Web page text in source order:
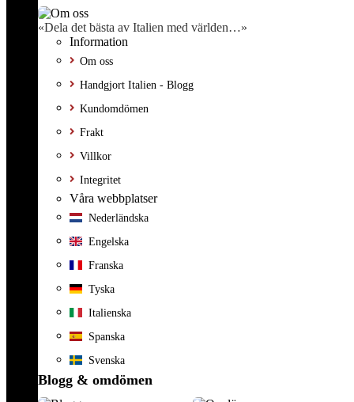
«Dela det bästa av Italien med världen…»
Information
Om oss
Handgjort Italien - Blogg
Kundomdömen
Frakt
Villkor
Integritet
Våra webbplatser
Nederländska
Engelska
Franska
Tyska
Italienska
Spanska
Svenska
Blogg & omdömen